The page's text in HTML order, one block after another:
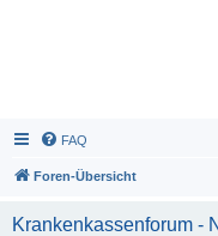
FAQ
Foren-Übersicht
Krankenkassenforum -